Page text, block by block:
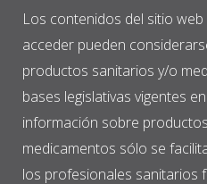
Los contenidos del sitio
acceder pueden
productos sanitarios y/o
bases legislativas vigentes
información sobre
medicamentos sólo se
los profesionales sanitarios